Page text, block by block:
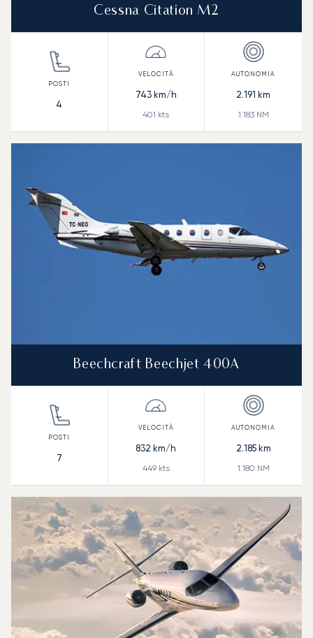
Cessna Citation M2
4
743km/h
401 kts
2.191 km
1.183NM
Beechcraft Beechjet 400A
7
832 km/h
449kts
2.185km
1.180 NM